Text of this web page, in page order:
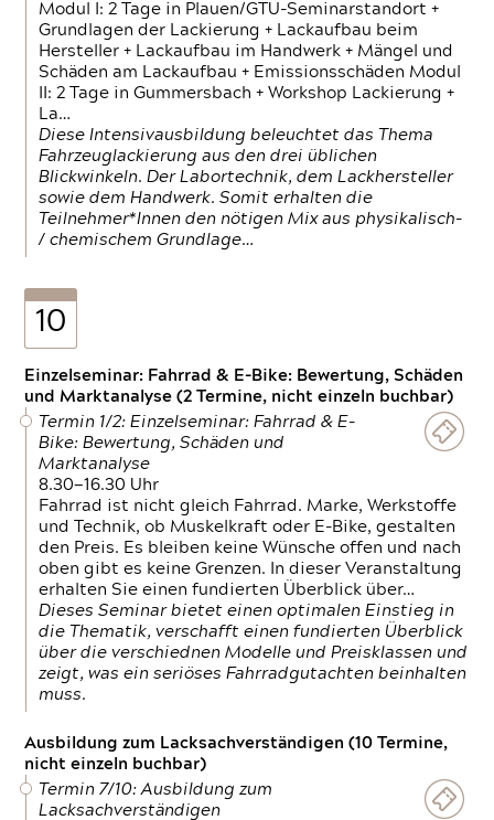
Modul I: 2 Tage in Plauen/GTÜ-Seminarstandort +
Grundlagen der Lackierung + Lackaufbau beim
Hersteller + Lackaufbau im Handwerk + Mängel und
Schäden am Lackaufbau + Emissionsschäden Modul
II: 2 Tage in Gummersbach + Workshop Lackierung +
La…
Diese Intensivausbildung beleuchtet das Thema
Fahrzeuglackierung aus den drei üblichen
Blickwinkeln. Der Labortechnik, dem Lackhersteller
sowie dem Handwerk. Somit erhalten die
Teilnehmer*Innen den nötigen Mix aus physikalisch-
/ chemischem Grundlage…
10
Einzelseminar: Fahrrad & E-Bike: Bewertung, Schäden
und Marktanalyse (2 Termine, nicht einzeln buchbar)
Termin 1/2: Einzelseminar: Fahrrad & E-
Bike: Bewertung, Schäden und
Marktanalyse
8.30—16.30 Uhr
Fahrrad ist nicht gleich Fahrrad. Marke, Werkstoffe
und Technik, ob Muskelkraft oder E-Bike, gestalten
den Preis. Es bleiben keine Wünsche offen und nach
oben gibt es keine Grenzen. In dieser Veranstaltung
erhalten Sie einen fundierten Überblick über…
Dieses Seminar bietet einen optimalen Einstieg in
die Thematik, verschafft einen fundierten Überblick
über die verschiednen Modelle und Preisklassen und
zeigt, was ein seriöses Fahrradgutachten beinhalten
muss.
Ausbildung zum Lacksachverständigen (10 Termine,
nicht einzeln buchbar)
Termin 7/10: Ausbildung zum
Lacksachverständigen